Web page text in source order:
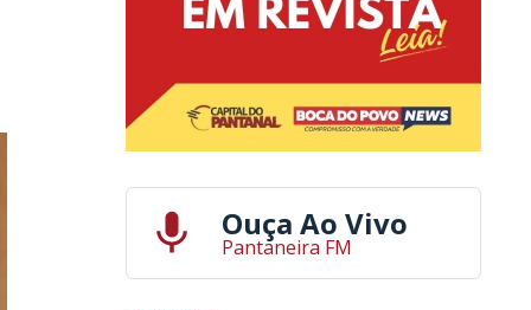
Ouça Ao Vivo
Pantaneira FM